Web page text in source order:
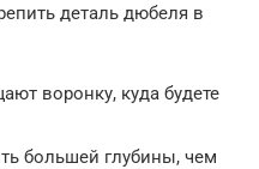
деталь дюбеля в
воронку, куда будете
большей глубины, чем